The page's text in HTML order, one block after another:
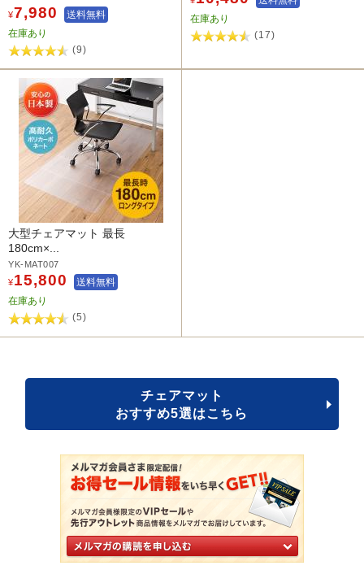
¥7,980
送料無料
在庫あり
(9)
在庫あり
(17)
大型チェアマット 最長
180cm×...
YK-MAT007
¥15,800
送料無料
在庫あり
(5)
チェアマット
おすすめ5選はこちら